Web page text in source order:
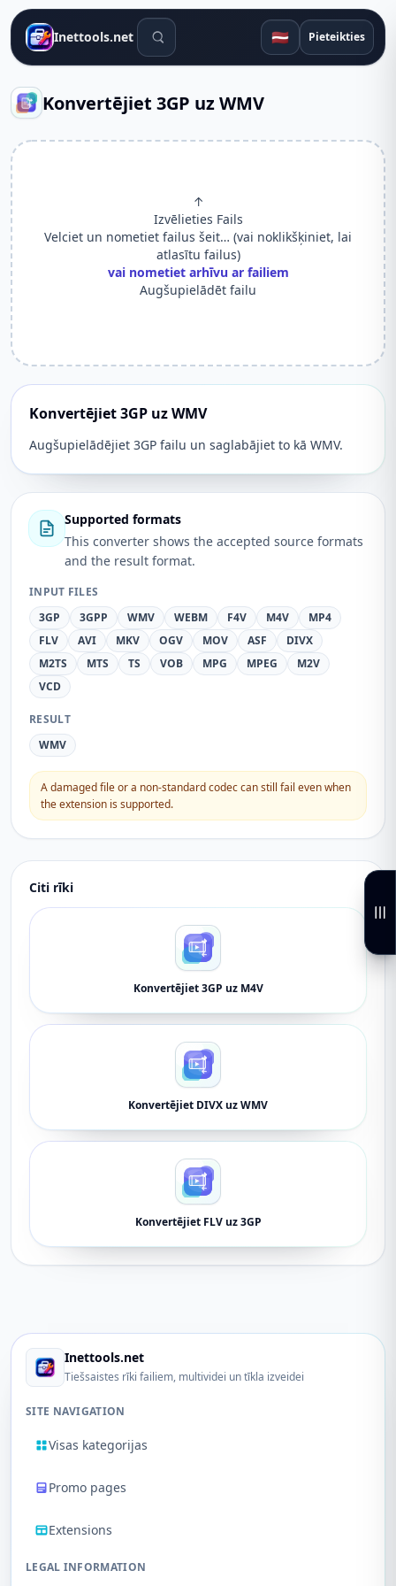
Inettools.net Meklēšanas rīki 🇱🇻 Pieteikties
Konvertējiet 3GP uz WMV
↑
Izvēlieties Fails
Velciet un nometiet failus šeit… (vai noklikšķiniet, lai
atlasītu failus)
vai nometiet arhīvu ar failiem
Augšupielādēt failu
Konvertējiet 3GP uz WMV
Augšupielādējiet 3GP failu un saglabājiet to kā WMV.
Supported formats
This converter shows the accepted source formats
and the result format.
INPUT FILES
3GP
3GPP WMV WEBM F4V M4V
MP4
FLV
AVI MKV OGV MOV ASF
DIVX
M2TS
MTS TS VOB MPG MPEG
M2V
VCD
RESULT
WMV
A damaged file or a non-standard codec can still fail even when
the extension is supported.
Citi rīki
Konvertējiet 3GP uz M4V
Konvertējiet DIVX uz WMV
Konvertējiet FLV uz 3GP
Inettools.net
Tiešsaistes rīki failiem, multividei un tīkla izveidei
SITE NAVIGATION
Visas kategorijas
Promo pages
Extensions
LEGAL INFORMATION